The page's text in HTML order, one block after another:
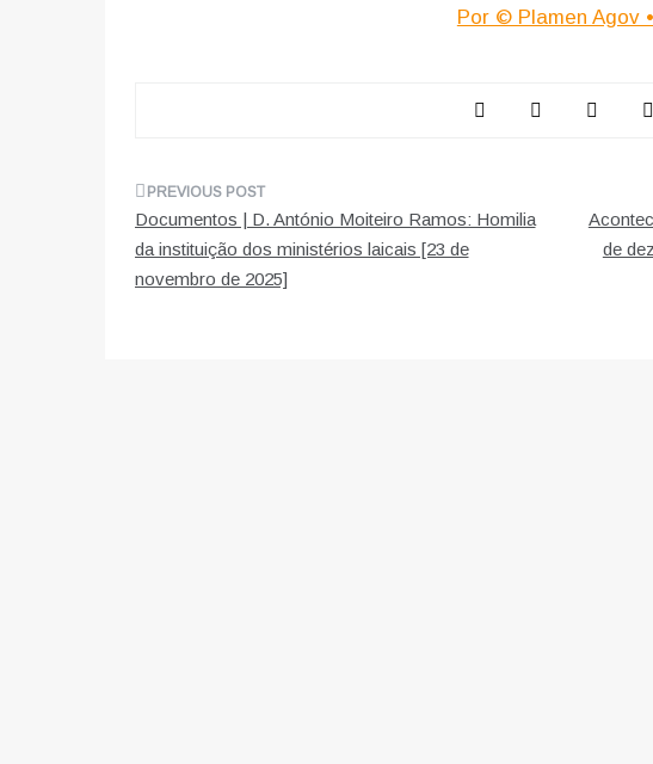
Por © Plamen Agov
Navegação
de
artigos
Documentos | D. António Moiteiro Ramos: Homilia
da instituição dos ministérios laicais [23 de
novembro de 2025]
de